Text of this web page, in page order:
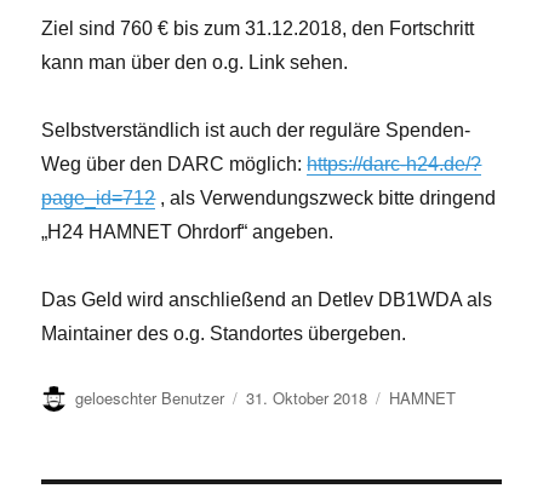
Ziel sind 760 € bis zum 31.12.2018, den Fortschritt
kann man über den o.g. Link sehen.
Selbstverständlich ist auch der reguläre Spenden-
Weg über den DARC möglich:https://darc-h24.de/?
page_id=712, als Verwendungszweck bitte dringend
„H24 HAMNET Ohrdorf“ angeben.
Das Geld wird anschließend an Detlev DB1WDA als
Maintainer des o.g. Standortes übergeben.
Autor
geloeschter Benutzer
Veröffentlicht
31. Oktober 2018 Kategorien
HAMNET